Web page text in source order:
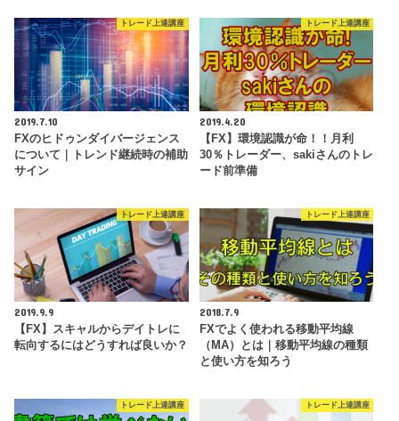
トレード上達講座
2019.7.10
FXのヒドゥンダイバージェンス
について｜トレンド継続時の補助
サイン
トレード上達講座
2019.4.20
【FX】環境認識が命！！月利
30％トレーダー、sakiさんのトレ
ード前準備
トレード上達講座
2019.9.9
【FX】スキャルからデイトレに
転向するにはどうすれば良いか？
トレード上達講座
2018.7.9
FXでよく使われる移動平均線
（MA）とは｜移動平均線の種類
と使い方を知ろう
トレード上達講座 トレード上達講座